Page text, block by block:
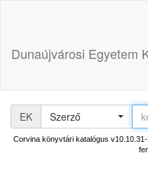
Dunaújvárosi Egyetem
EK Szerző
Corvina könyvtári katalógus